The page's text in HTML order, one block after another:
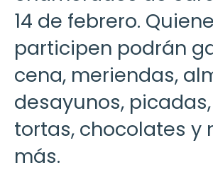
14 de febrero.
participen podrán
cena, meriendas,
desayunos,
tortas, chocolates y
más.